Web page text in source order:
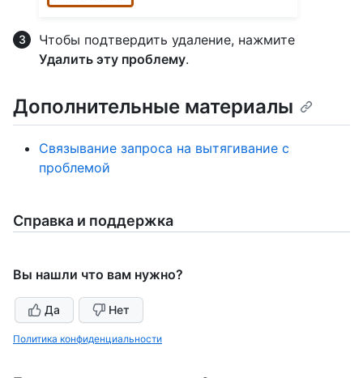
Чтобы подтвердить удаление, нажмите
Удалить эту проблему.
Дополнительные материалы
Связывание запроса на вытягивание с
проблемой
Справка и поддержка
Вы нашли что вам нужно?
Да Нет
Политика конфиденциальности